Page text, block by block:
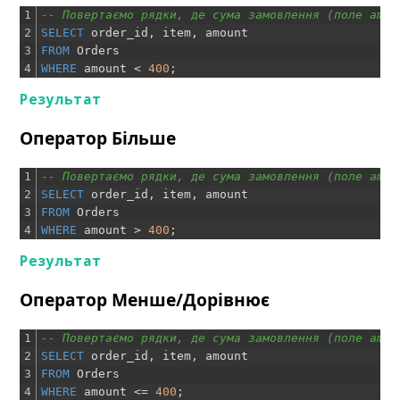
1
2
3
4
-- Повертаємо рядки, де сума замовлення (поле
SELECT order_id , item ,
amount
FROM Orders
WHERE
amount < 400 ;
Результат
Оператор Більше
1
2
3
4
-- Повертаємо рядки, де сума замовлення (поле
SELECT order_id , item ,
amount
FROM Orders
WHERE
amount > 400 ;
Результат
Оператор Менше/Дорівнює
1
2
3
4
-- Повертаємо рядки, де сума замовлення (поле
SELECT order_id , item ,
amount
FROM Orders
WHERE
amount <= 400 ;